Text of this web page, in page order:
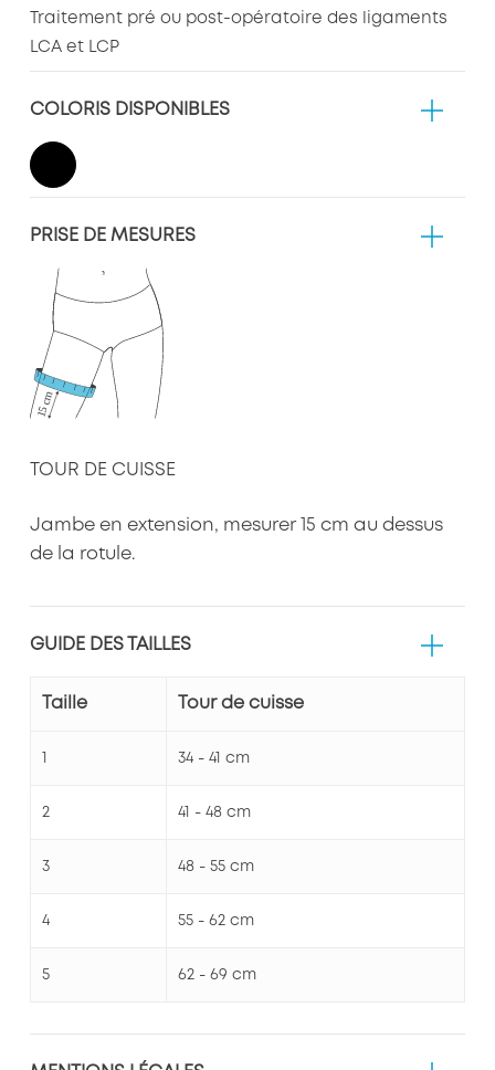
Traitement pré ou post-opératoire des ligaments
LCA et LCP
COLORIS DISPONIBLES
PRISE DE MESURES
TOUR DE CUISSE
Jambe en extension, mesurer 15 cm au dessus
de la rotule.
GUIDE DES TAILLES
Taille Tour de cuisse
34 - 41 cm
2 41 - 48 cm
3 48 - 55 cm
4 55 - 62 cm
5 62 - 69 cm